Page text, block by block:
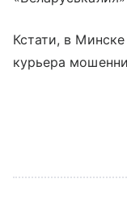
Кстати, в
курьера